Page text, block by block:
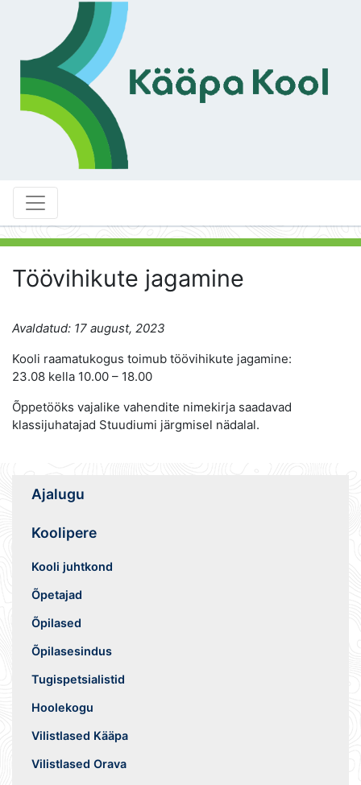
Töövihikute jagamine
Avaldatud: 17 august, 2023
Kooli raamatukogus toimub töövihikute jagamine:
23.08 kella 10.00 – 18.00
Õppetööks vajalike vahendite nimekirja saadavad
klassijuhatajad Stuudiumi järgmisel nädalal.
Ajalugu
Koolipere
Kooli juhtkond
Õpetajad
Õpilased
Õpilasesindus
Tugispetsialistid
Hoolekogu
Vilistlased Kääpa
Vilistlased Orava